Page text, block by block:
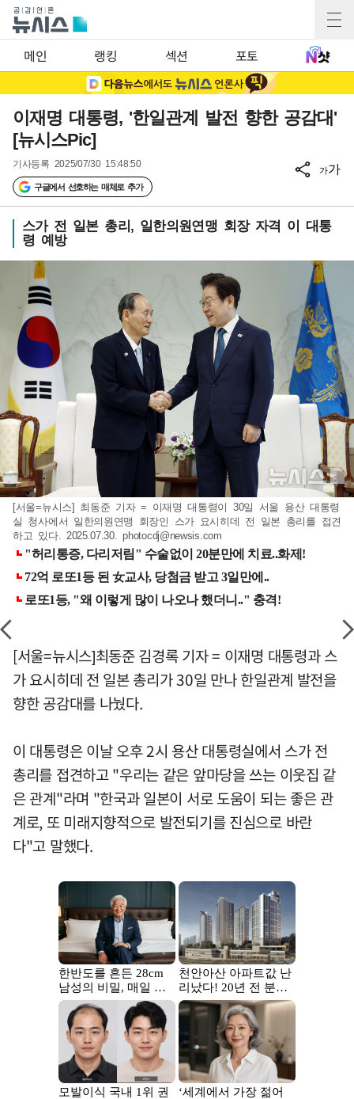
메인 랭킹 섹션 포토
이재명 대통령, '한일관계 발전 향한 공감대'
[뉴시스Pic]
기사등록 2025/07/30 15:48:50
구글에서 선호하는 매체로 추가
가가
스가 전 일본 총리, 일한의원연맹 회장 자격 이 대통
령 예방
[서울=뉴시스] 최동준 기자 = 이재명 대통령이 30일 서울 용산 대통령
실 청사에서 일한의원연맹 회장인 스가 요시히데 전 일본 총리를 접견
하고 있다. 2025.07.30.photocdj@newsis.com
[서울=뉴시스]최동준 김경록 기자 = 이재명 대통령과 스
가 요시히데 전 일본 총리가 30일 만나 한일관계 발전을
향한 공감대를 나눴다.
이 대통령은 이날 오후 2시 용산 대통령실에서 스가 전
총리를 접견하고 "우리는 같은 앞마당을 쓰는 이웃집 같
은 관계"라며 "한국과 일본이 서로 도움이 되는 좋은 관
계로, 또 미래지향적으로 발전되기를 진심으로 바란
다"고 말했다.